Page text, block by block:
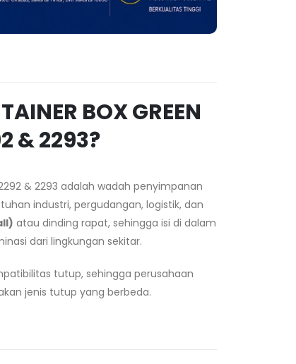
BOX GREEN
& 2293?
2292 & 2293 adalah wadah penyimpanan
industri, pergudangan, logistik, dan
atau dinding rapat, sehingga isi di dalam
dari lingkungan sekitar.
tutup, sehingga perusahaan
jenis tutup yang berbeda.